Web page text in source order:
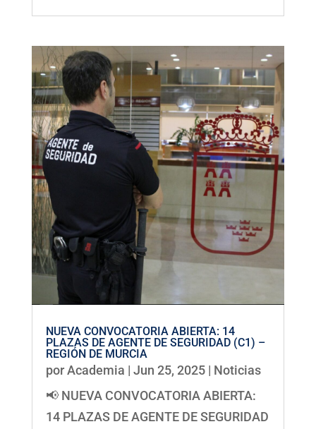
NUEVA CONVOCATORIA ABIERTA: 14
PLAZAS DE AGENTE DE SEGURIDAD (C1) –
REGIÓN DE MURCIA
porAcademia | Jun 25, 2025| Noticias
📢 NUEVA CONVOCATORIA ABIERTA:
14 PLAZAS DE AGENTE DE SEGURIDAD